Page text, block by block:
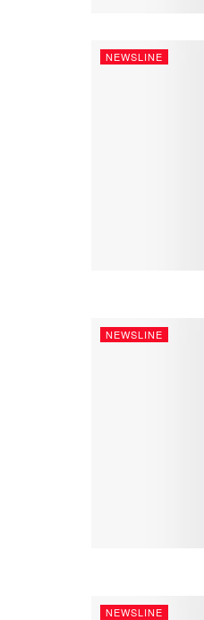
NEWSLINE
NEWSLINE
NEWSLINE